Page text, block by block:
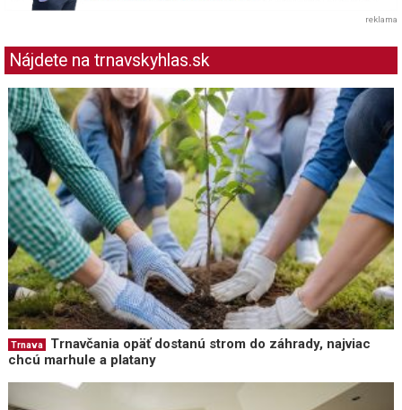
reklama
Nájdete na trnavskyhlas.sk
Trnava
Trnavčania opäť dostanú strom do záhrady, najviac
chcú marhule a platany